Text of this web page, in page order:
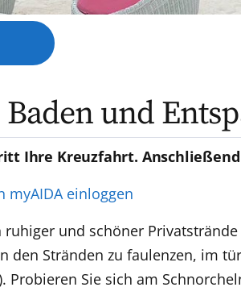
und
Ihre Kreuzfahrt.
myAIDA einloggen
und schöner
den Stränden zu faulenzen, im
Probieren Sie sich am